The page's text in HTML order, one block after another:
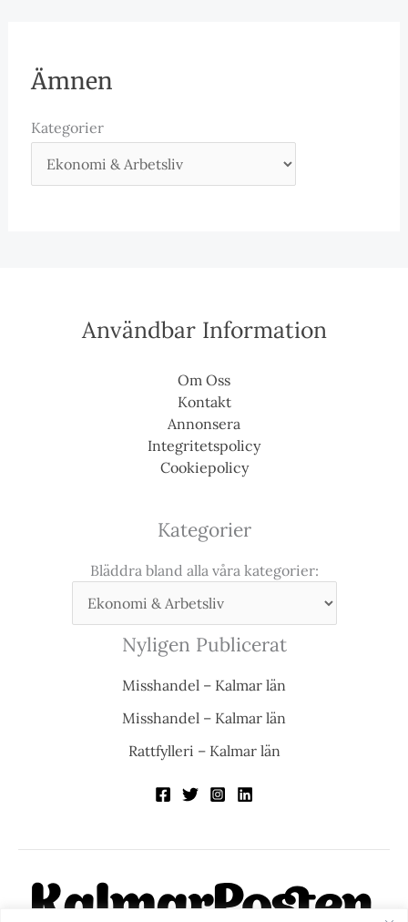
Ämnen
Kategorier
Användbar Information
Om Oss
Kontakt
Annonsera
Integritetspolicy
Cookiepolicy
Kategorier
Bläddra bland alla våra kategorier:
Nyligen Publicerat
Misshandel – Kalmar län
Misshandel – Kalmar län
Rattfylleri – Kalmar län